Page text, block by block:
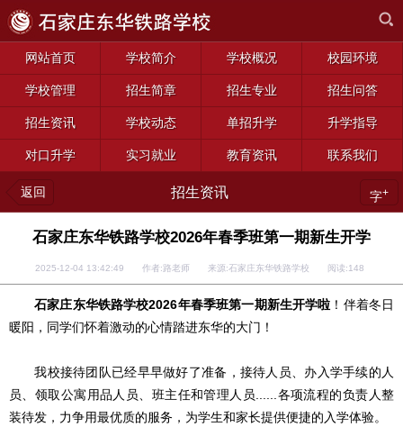
网站首页 学校简介 学校概况 校园环境
学校管理 招生简章 招生专业 招生问答
招生资讯 学校动态 单招升学 升学指导
对口升学 实习就业 教育资讯 联系我们
返回 招生资讯 字+
石家庄东华铁路学校2026年春季班第一期新生开学
2025-12-04 13:42:49 作者:路老师 来源:石家庄东华铁路学校 阅读:148
石家庄东华铁路学校2026年春季班第一期新生开学啦 ！伴着冬日
暖阳，同学们怀着激动的心情踏进东华的大门！
我校接待团队已经早早做好了准备，接待人员、办入学手续的人
员、领取公寓用品人员、班主任和管理人员......各项流程的负责人整
装待发，力争用最优质的服务，为学生和家长提供便捷的入学体验。